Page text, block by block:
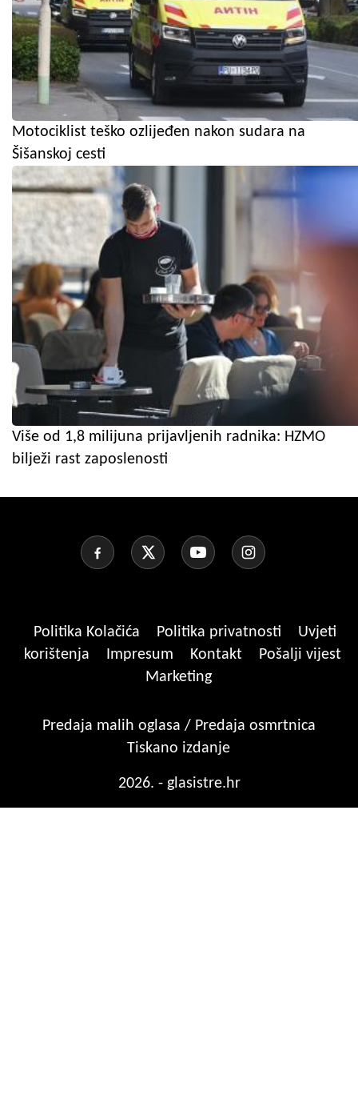
Motociklist teško ozlijeđen nakon sudara na
Šišanskoj cesti
Više od 1,8 milijuna prijavljenih radnika: HZMO
bilježi rast zaposlenosti
Politika Kolačića Politika privatnosti
Uvjeti
korištenja
Impresum Kontakt
Pošalji vijest
Marketing
Predaja malih oglasa / Predaja osmrtnica
Tiskano izdanje
2026. - glasistre.hr